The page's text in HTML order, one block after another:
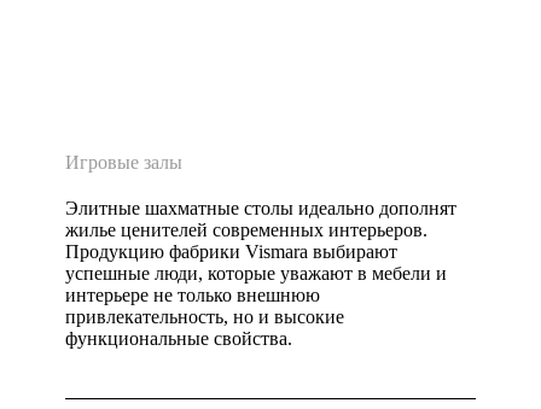
Игровые залы
Элитные шахматные столы идеально дополнят
жилье ценителей современных интерьеров.
Продукцию фабрики Vismara выбирают
успешные люди, которые уважают в мебели и
интерьере не только внешнюю
привлекательность, но и высокие
функциональные свойства.